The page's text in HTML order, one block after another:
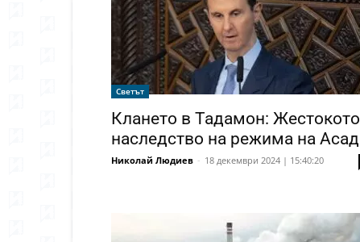
Светът
Клането в Тадамон: Жестокото
наследство на режима на Асад
Николай Людиев - 18 декември 2024 | 15:40:20